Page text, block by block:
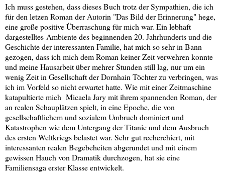
Ich muss gestehen, dass dieses Buch trotz der Sympathien, die ich
für den letzen Roman der Autorin "Das Bild der Erinnerung" hege,
eine große positive Überraschung für mich war. Ein lebhaft
dargestelltes Ambiente des beginnenden 20. Jahrhunderts und die
Geschichte der interessanten Familie, hat mich so sehr in Bann
gezogen, dass ich mich dem Roman keiner Zeit verwehren konnte
und meine Hausarbeit über mehrer Stunden still lag, nur um ein
wenig Zeit in Gesellschaft der Dornhain Töchter zu verbringen, was
ich im Vorfeld so nicht erwartet hatte. Wie mit einer Zeitmaschine
katapultierte mich Micaela Jary mit ihrem spannenden Roman, der
an realen Schauplätzen spielt, in eine Epoche, die von
gesellschaftlichem und sozialem Umbruch dominiert und
Katastrophen wie dem Untergang der Titanic und dem Ausbruch
des ersten Weltkriegs belastet war. Sehr gut recherchiert, mit
interessanten realen Begebeheiten abgerundet und mit einem
gewissen Hauch von Dramatik durchzogen, hat sie eine
Familiensaga erster Klasse entwickelt.